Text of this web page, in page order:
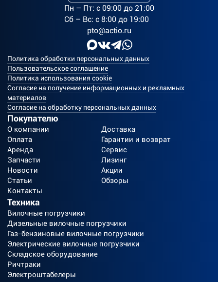
Пн – Пт: c 09:00 до 21:00
Сб – Вс: с 8:00 до 19:00
pto@actio.ru
Политика обработки персональных данных
Пользовательское соглашение
Политика использования cookie
Согласие на получение информационных и рекламных
материалов
Согласие на обработку персональных данных
Покупателю
О компании
Доставка
Оплата
Гарантии и возврат
Аренда
Сервис
Запчасти
Лизинг
Новости
Акции
Статьи
Обзоры
Контакты
Техника
Вилочные погрузчики
Дизельные вилочные погрузчики
Газ-бензиновые вилочные погрузчики
Электрические вилочные погрузчики
Складское оборудование
Ричтраки
Электроштабелеры